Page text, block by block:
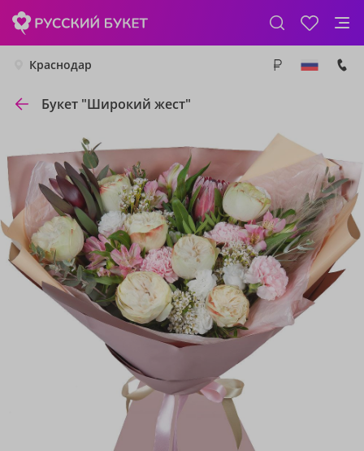
Краснодар
Букет "Широкий жест"